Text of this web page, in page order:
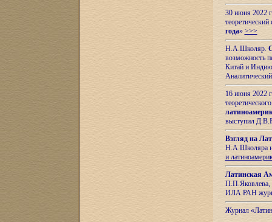
30 июня 2022
года» >>>
Н.А.Школяр.
возможность
Китай и
16 июня 2022
выступил
Взгляд на
Н.А.Школяра
и
Латинская
П.П.Яковлева,
ИЛА РАН
Журнал